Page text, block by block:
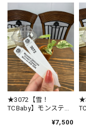
2026/
暑い時期を考慮して
優しい素晴らしい配
は言うまでもありま
またお世話なる事間
この度は心
★3072【雪！
TCBaby】モンステ
クリームチーズ（2号
¥7,500